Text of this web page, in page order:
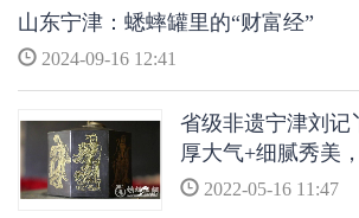
山东宁津：蟋蟀罐里的“财富经”
2024-09-16 12:41
省级非遗宁津刘记
厚大气+细腻秀美
化的瑰宝”
2022-05-16 11:47